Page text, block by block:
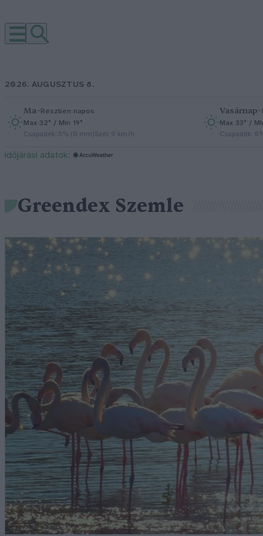
2026. AUGUSZTUS 8.
Ma–Részben napos
Max 32° / Min 19°
Csapadék: 5% (0 mm)Szél: 9 km/h
Vasárnap–
Max 33° /
Csapadék:
időjárási adatok:
Greendex Szemle